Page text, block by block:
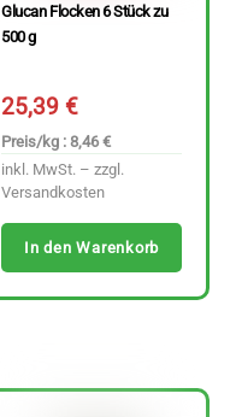
Glucan Flocken 6 Stück zu
500 g
25,39€
Preis/kg : 8,46 €
inkl. MwSt. – zzgl.
Versandkosten
In den Warenkorb